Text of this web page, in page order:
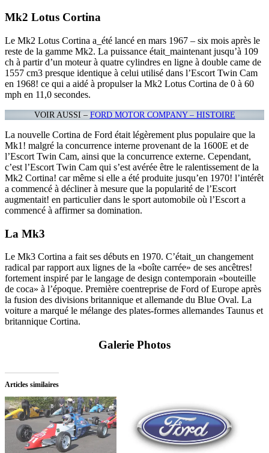
Mk2 Lotus Cortina
Le Mk2 Lotus Cortina a_été lancé en mars 1967 – six mois après le
reste de la gamme Mk2. La puissance était_maintenant jusqu’à 109
ch à partir d’un moteur à quatre cylindres en ligne à double came de
1557 cm3 presque identique à celui utilisé dans l’Escort Twin Cam
en 1968! ce qui a aidé à propulser la Mk2 Lotus Cortina de 0 à 60
mph en 11,0 secondes.
VOIR AUSSI – FORD MOTOR COMPANY – HISTOIRE
La nouvelle Cortina de Ford était légèrement plus populaire que la
Mk1! malgré la concurrence interne provenant de la 1600E et de
l’Escort Twin Cam, ainsi que la concurrence externe. Cependant,
c’est l’Escort Twin Cam qui s’est avérée être le ralentissement de la
Mk2 Cortina! car même si elle a été produite jusqu’en 1970! l’intérêt
a commencé à décliner à mesure que la popularité de l’Escort
augmentait! en particulier dans le sport automobile où l’Escort a
commencé à affirmer sa domination.
La Mk3
Le Mk3 Cortina a fait ses débuts en 1970. C’était_un changement
radical par rapport aux lignes de la «boîte carrée» de ses ancêtres!
fortement inspiré par le langage de design contemporain «bouteille
de coca» à l’époque. Première coentreprise de Ford of Europe après
la fusion des divisions britannique et allemande du Blue Oval. La
voiture a marqué le mélange des plates-formes allemandes Taunus et
britannique Cortina.
Galerie Photos
Articles similaires